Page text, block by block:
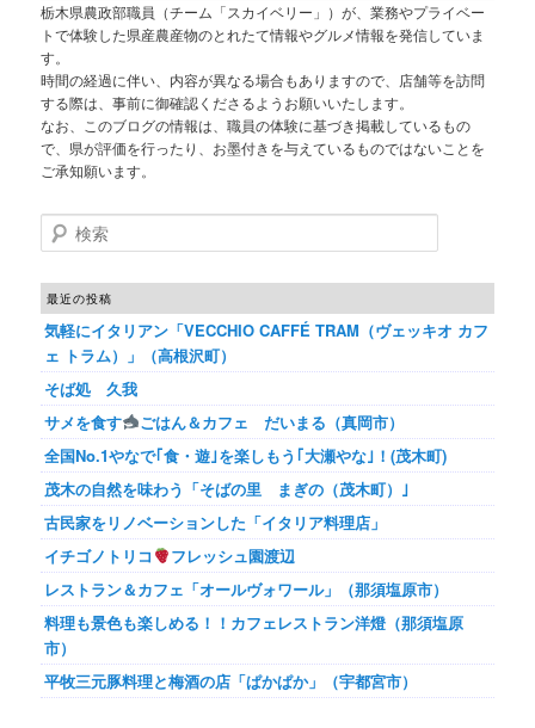
栃木県農政部職員（チーム「スカイベリー」）が、業務やプライベー
トで体験した県産農産物のとれたて情報やグルメ情報を発信していま
す。
時間の経過に伴い、内容が異なる場合もありますので、店舗等を訪問
する際は、事前に御確認くださるようお願いいたします。
なお、このブログの情報は、職員の体験に基づき掲載しているもの
で、県が評価を行ったり、お墨付きを与えているものではないことを
ご承知願います。
検索
最近の投稿
気軽にイタリアン「VECCHIO CAFFÉ TRAM（ヴェッキオ カフ
ェ トラム）」（高根沢町）
そば処 久我
サメを食す
ごはん＆カフェ だいまる（真岡市）
全国No.1やなで｢食・遊｣を楽しもう｢大瀬やな｣！(茂木町)
茂木の自然を味わう「そばの里 まぎの（茂木町）｣
古民家をリノベーションした「イタリア料理店」
イチゴノトリコ
フレッシュ園渡辺
レストラン＆カフェ「オールヴォワール」（那須塩原市）
料理も景色も楽しめる！！カフェレストラン洋燈（那須塩原
市）
平牧三元豚料理と梅酒の店「ぱかぱか」（宇都宮市）